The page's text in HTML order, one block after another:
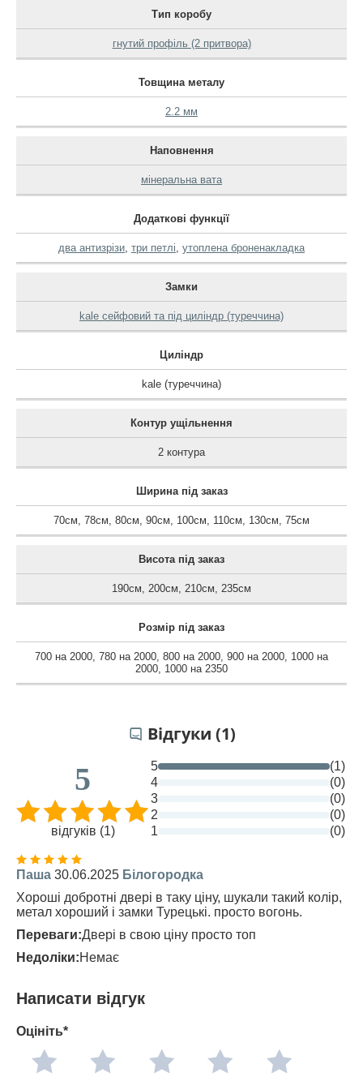
Тип коробу
гнутий профіль (2 притвора)
Товщина металу
2.2 мм
Наповнення
мінеральна вата
Додаткові функції
два антизрізи, три петлі, утоплена броненакладка
Замки
kale сейфовий та під циліндр (туреччина)
Циліндр
kale (туреччина)
Контур ущільнення
2 контура
Ширина під заказ
70см, 78см, 80см, 90см, 100см, 110см, 130см, 75см
Висота під заказ
190см, 200см, 210см, 235см
Розмір під заказ
700 на 2000, 780 на 2000, 800 на 2000, 900 на 2000, 1000 на
2000, 1000 на 2350
Відгуки (1)
5
відгуків (1)
5
(1)
4
(0)
3
(0)
2
(0)
1
(0)
Паша 30.06.2025 Білогородка
Хороші добротні двері в таку ціну, шукали такий колір,
метал хороший і замки Турецькі. просто вогонь.
Переваги:Двері в свою ціну просто топ
Недоліки:Немає
Написати відгук
Оцініть*